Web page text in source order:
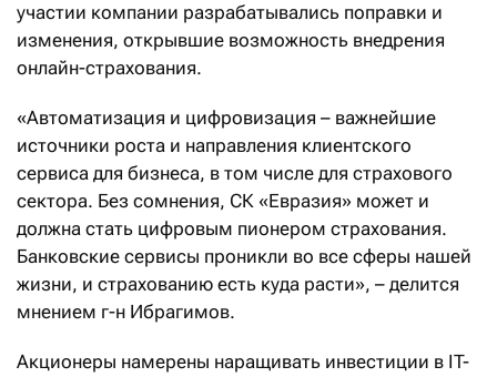
участии компании разрабатывались поправки и
изменения, открывшие возможность внедрения
онлайн-страхования.
«Автоматизация и цифровизация – важнейшие
источники роста и направления клиентского
сервиса для бизнеса, в том числе для страхового
сектора. Без сомнения, СК «Евразия» может и
должна стать цифровым пионером страхования.
Банковские сервисы проникли во все сферы нашей
жизни, и страхованию есть куда расти», – делится
мнением г-н Ибрагимов.
Акционеры намерены наращивать инвестиции в IT-